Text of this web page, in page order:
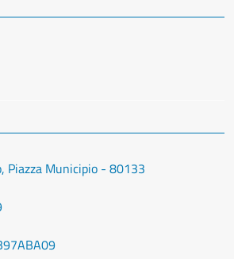
Piazza Municipio - 80133